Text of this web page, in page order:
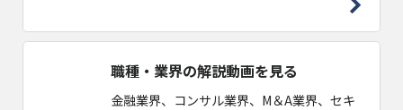
職種・業界の解説動画を見る
金融業界、コンサル業界、M＆A業界、セキ